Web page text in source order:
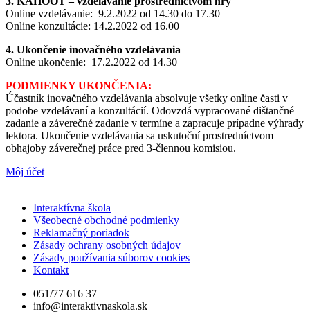
Online vzdelávanie: 9.2.2022 od 14.30 do 17.30
Online konzultácie: 14.2.2022 od 16.00
4. Ukončenie inovačného vzdelávania
Online ukončenie: 17.2.2022 od 14.30
PODMIENKY UKONČENIA:
Účastník inovačného vzdelávania absolvuje všetky online časti v
podobe vzdelávaní a konzultácií. Odovzdá vypracované dištančné
zadanie a záverečné zadanie v termíne a zapracuje prípadne výhrady
lektora. Ukončenie vzdelávania sa uskutoční prostredníctvom
obhajoby záverečnej práce pred 3-člennou komisiou.
Môj účet
Interaktívna škola
Všeobecné obchodné podmienky
Reklamačný poriadok
Zásady ochrany osobných údajov
Zásady používania súborov cookies
Kontakt
051/77 616 37
info@interaktivnaskola.sk